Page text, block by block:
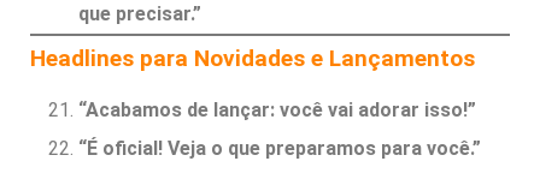
que precisar.”
Headlines para Novidades e Lançamentos
“Acabamos de lançar: você vai adorar isso!”
“É oficial! Veja o que preparamos para você.”